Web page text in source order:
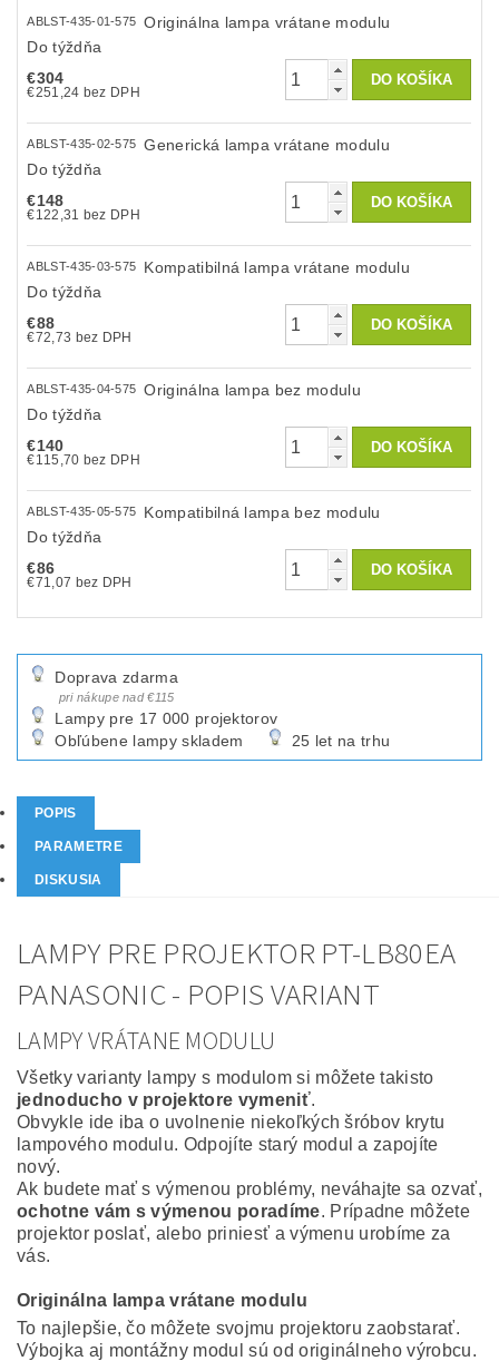
ABLST-435-01-575
Originálna lampa vrátane modulu
Do týždňa
€304
€251,24 bez DPH
ABLST-435-02-575
Generická lampa vrátane modulu
Do týždňa
€148
€122,31 bez DPH
ABLST-435-03-575
Kompatibilná lampa vrátane modulu
Do týždňa
€88
€72,73 bez DPH
ABLST-435-04-575
Originálna lampa bez modulu
Do týždňa
€140
€115,70 bez DPH
ABLST-435-05-575
Kompatibilná lampa bez modulu
Do týždňa
€86
€71,07 bez DPH
Doprava zdarma
pri nákupe nad €115
Lampy pre 17 000 projektorov
Obľúbene lampy skladem
25 let na trhu
POPIS
PARAMETRE
DISKUSIA
LAMPY PRE PROJEKTOR PT-LB80EA
PANASONIC - POPIS VARIANT
LAMPY VRÁTANE MODULU
Všetky varianty lampy s modulom si môžete takisto
jednoducho v projektore vymeniť.
Obvykle ide iba o uvolnenie niekoľkých šróbov krytu
lampového modulu. Odpojíte starý modul a zapojíte
nový.
Ak budete mať s výmenou problémy, neváhajte sa ozvať,
ochotne vám s výmenou poradíme. Prípadne môžete
projektor poslať, alebo priniesť a výmenu urobíme za
vás.
Originálna lampa vrátane modulu
To najlepšie, čo môžete svojmu projektoru zaobstarať.
Výbojka aj montážny modul sú od originálneho výrobcu.